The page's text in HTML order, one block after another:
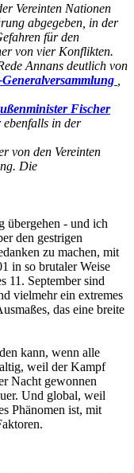
Vereinten Nationen
abgegeben, in der
für den
von vier Konflikten.
Annans deutlich von
Fischer
ebenfalls in der
von den Vereinten
Die
übergehen - und ich
den gestrigen
zu machen, mit
in so brutaler Weise
11. September sind
vielmehr ein extremes
das eine breite
kann, wenn alle
weil der Kampf
Nacht gewonnen
Und global, weil
Phänomen ist, mit